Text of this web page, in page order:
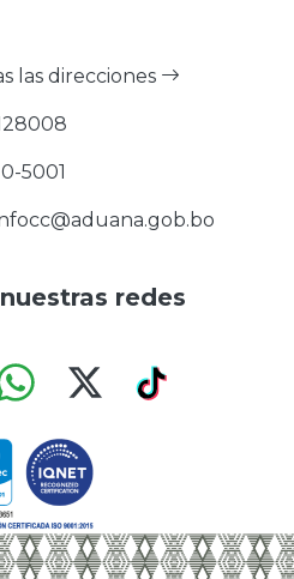
las direcciones
5001
redes